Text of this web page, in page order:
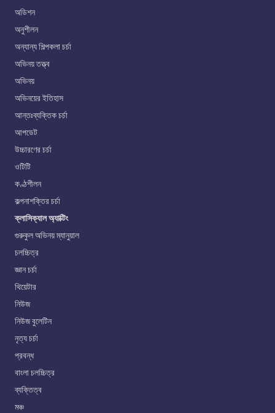
অডিশন
অনুশীলন
অন্যান্য শিল্পকলা চর্চা
অভিনয় তত্ত্ব
অভিনয়
অভিনয়ের ইতিহাস
আন্তঃব্যক্তিক চর্চা
আপডেট
উচ্চারণের চর্চা
ওটিটি
কণ্ঠশীলন
কল্পনাশক্তির চর্চা
ক্লাসিক্যাল অ্যাক্টিং
গুরুকুল অভিনয় ম্যানুয়াল
চলচ্চিত্র
জ্ঞান চর্চা
থিয়েটার
নিউজ
নিউজ বুলেটিন
নৃত্য চর্চা
প্রবন্ধ
বাংলা চলচ্চিত্র
ব্যক্তিত্ব
মঞ্চ